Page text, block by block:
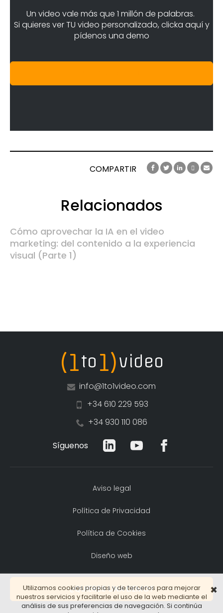
Utilizamos cookies propias y de terceros para mejorar
nuestros servicios y facilitarle el uso de la web mediante el
análisis de sus preferencias de navegación. Si continúa
✖
Un video vale más que 1 millón de palabras.
Si quieres ver TU video personalizado, clicka aquí y
pídenos una demo
COMPARTIR
Relacionados
Cómo aprovechar la IA en el video
marketing: del contenido a la experiencia
visual (Parte 1)
(1to 1)video
info@1to1video.com
+34 610 229 593
+34 930 110 086
Síguenos
Aviso legal
Política de Privacidad
Política de Cookies
Diseño web
¿QUIERES UNA DEMO?